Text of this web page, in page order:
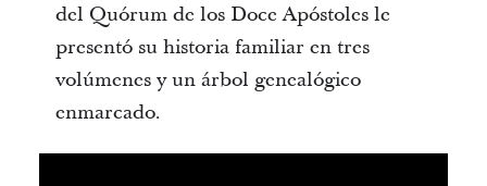
del Quórum de los Doce Apóstoles le
presentó su historia familiar en tres
volúmenes y un árbol genealógico
enmarcado.